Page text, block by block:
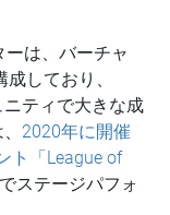
は、バーチャ
しており、
ニティで大きな成
2020年に開催
ト「League of
ステージパフォ